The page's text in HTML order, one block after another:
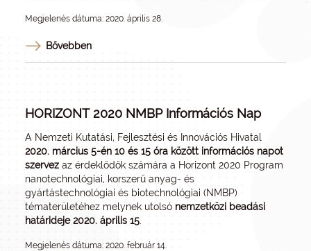
Megjelenés dátuma: 2020. április 28.
Bővebben
HORIZONT 2020 NMBP Információs Nap
A Nemzeti Kutatási, Fejlesztési és Innovációs Hivatal
2020. március 5-én 10 és 15 óra között információs napot
szervez az érdeklődők számára a Horizont 2020 Program
nanotechnológiai, korszerű anyag- és
gyártástechnológiai és biotechnológiai (NMBP)
tématerületéhez melynek utolsó nemzetközi beadási
határideje 2020. április 15
Megjelenés dátuma: 2020. február 14.